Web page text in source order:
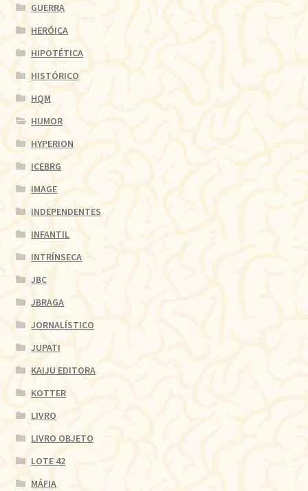
GUERRA
HERÓICA
HIPOTÉTICA
HISTÓRICO
HQM
HUMOR
HYPERION
ICEBRG
IMAGE
INDEPENDENTES
INFANTIL
INTRÍNSECA
JBC
JBRAGA
JORNALÍSTICO
JUPATI
KAIJU EDITORA
KOTTER
LIVRO
LIVRO OBJETO
LOTE 42
MÁFIA